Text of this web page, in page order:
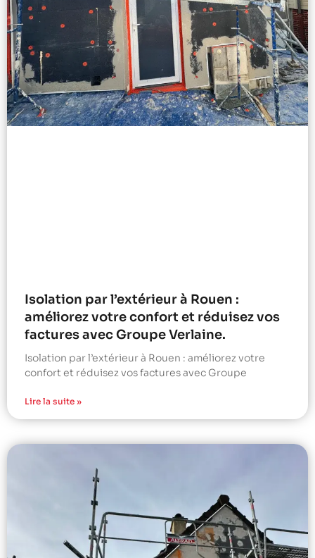
Isolation par l’extérieur à Rouen :
améliorez votre confort et réduisez vos
factures avec Groupe Verlaine.
Isolation par l’extérieur à Rouen : améliorez votre
confort et réduisez vos factures avec Groupe
Lire la suite »